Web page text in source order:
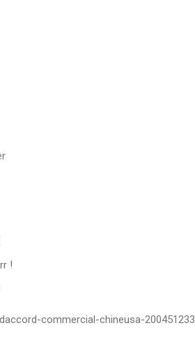
!
commercial-chineusa-200451233